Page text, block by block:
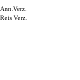
Ann.Verz.
Reis Verz.